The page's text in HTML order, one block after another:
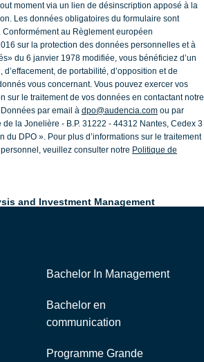
moment via un lien de désinscription apposé à la
Les données obligatoires du formulaire sont
au Règlement européen
sur la protection des données personnelles et à
du 6 janvier 1978 modifiée, vous bénéficiez d’un
d’effacement, de portabilité, d’opposition et de
vous concernant. Vous pouvez exercer vos
sur le traitement de vos données en contactant notre
par email à dpo@audencia.com ou par
la Jonelière - B.P. 31222 - 44312 Nantes, Cedex 3
du DPO ». Pour plus d’informations sur le traitement
veuillez consulter notre Politique de
and Investment Management
Bachelor In Management
Bachelor en
communication
Programme Grande